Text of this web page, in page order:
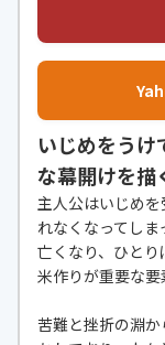
いじめをう
な幕開けを描
主人公はいじめ
れなくなってし
亡くなり、ひとり
米作りが重要な要
苦難と挫折の淵